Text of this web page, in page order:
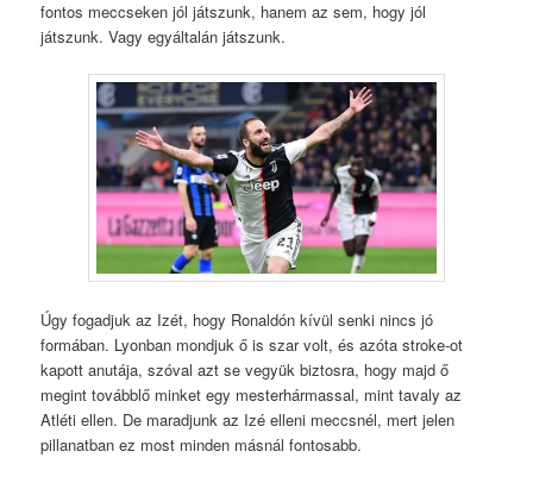
fontos meccseken jól játszunk, hanem az sem, hogy jól
játszunk. Vagy egyáltalán játszunk.
Úgy fogadjuk az Izét, hogy Ronaldón kívül senki nincs jó
formában. Lyonban mondjuk ő is szar volt, és azóta stroke-ot
kapott anutája, szóval azt se vegyük biztosra, hogy majd ő
megint továbblő minket egy mesterhármassal, mint tavaly az
Atléti ellen. De maradjunk az Izé elleni meccsnél, mert jelen
pillanatban ez most minden másnál fontosabb.